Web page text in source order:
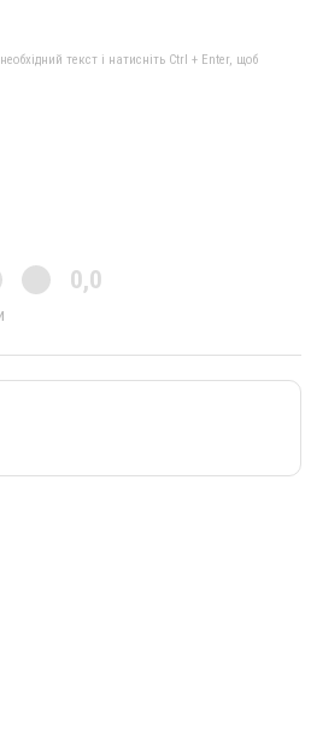
текст і натисніть Ctrl + Enter, щоб
0,0